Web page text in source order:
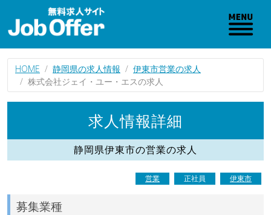
HOME 静岡県の求人情報
伊東市営業の求人
株式会社ジェイ・ユー・エスの求人
求人情報詳細
静岡県伊東市の営業の求人
営業 正社員 伊東市
募集業種